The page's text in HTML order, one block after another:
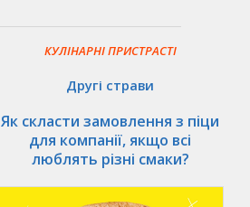
КУЛІНАРНІ ПРИСТРАСТІ
Другі страви
Як скласти замовлення з піци
для компанії, якщо всі
люблять різні смаки?